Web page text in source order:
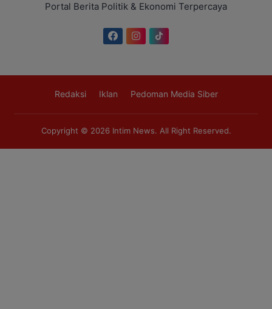
Portal Berita Politik & Ekonomi Terpercaya
Redaksi Iklan Pedoman Media Siber
Copyright © 2026 Intim News. All Right Reserved.